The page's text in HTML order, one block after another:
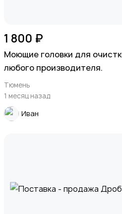
1 800 ₽
Моющие головки для
любого производителя.
Тюмень
1 месяц назад
Иван